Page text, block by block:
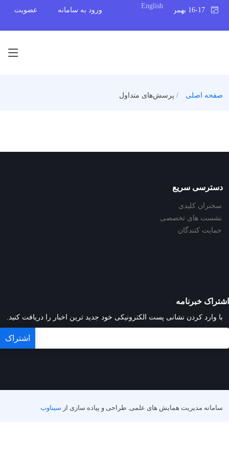
English
ورود به سامانه عضویت
صفحه اصلی پرسش‌های متداول
دسترسی سریع
سخنران کلیدی
نشست های تخصصی
حمایت کنندگان
اشتراک خبرنامه
با وارد کردن نشانی پست الکترونیکی خود جدید ترین اخبار را دریافت کنید.
سامانه مدیریت همایش های علمی. طراحی و پیاده سازی از سیناوب